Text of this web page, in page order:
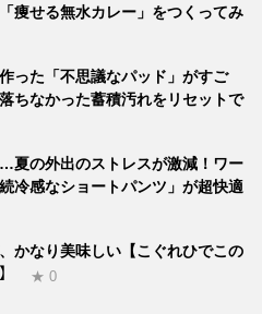
痩せる無水カレー」をつくってみ
った「不思議なパッド」がすご
ちなかった蓄積汚れをリセットで
夏の外出のストレスが激減！ワー
冷感なショートパンツ」が超快適
かなり美味しい【こぐれひでこの
★ 0